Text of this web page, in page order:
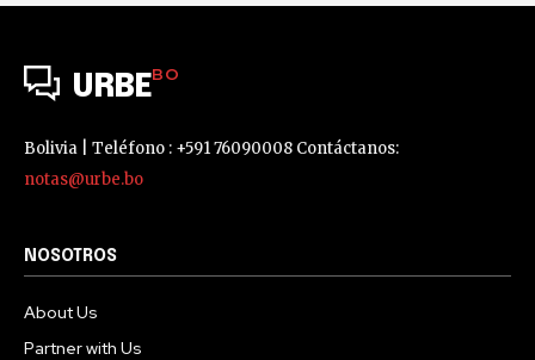
URBEBO
Bolivia | Teléfono : +591 76090008 Contáctanos:
notas@urbe.bo
NOSOTROS
About Us
Partner with Us